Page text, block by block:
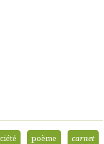
poème
carnet